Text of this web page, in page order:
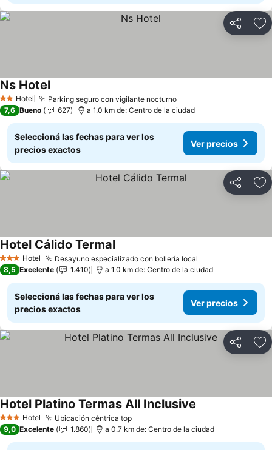
Compartir
2 Estrellas
Hotel Parking seguro con vigilante nocturnoVer precios
Ns HotelVer precios
7,6 Bueno 627 a 1.0 km de: Centro de la ciudad
Seleccioná las fechas para ver los
precios exactos
Ver precios
Compartir
3 Estrellas
Hotel Desayuno especializado con bollería local
Hotel Cálido TermalVer precios
8,5 Excelente 1.410 a 1.0 km de: Centro de la ciudad
Seleccioná las fechas para ver los
precios exactos
Ver precios
Compartir
3 Estrellas
Hotel Ubicación céntrica topVer precios
Hotel Platino Termas All Inclusive
9,0 Excelente 1.860 a 0.7 km de: Centro de la ciudad